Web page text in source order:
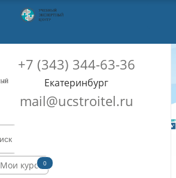
+7 (343) 344-63-36
Екатеринбург
mail@ucstroitel.ru
Мои курсы0